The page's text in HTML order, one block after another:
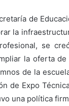
de
la
se
la oferta
de la
de Expo
una política